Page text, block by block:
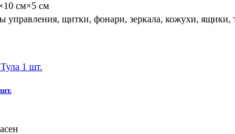
см×5 см
управления, щитки, фонари, зеркала, кожухи,